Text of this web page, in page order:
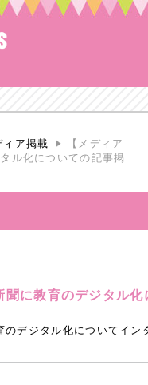
ィア掲載
【メディア
ル化についての記事掲
聞に教育のデジタル
のデジタル化についてイン